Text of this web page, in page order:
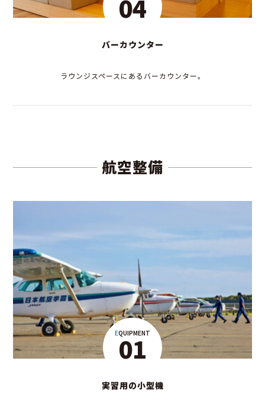
04
バーカウンター
ラウンジスペースにあるバーカウンター。
航空整備
EQUIPMENT
01
実習用の小型機